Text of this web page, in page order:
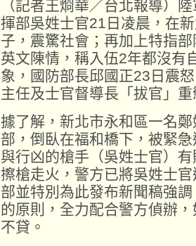
（記者王烱華／台北報導）
揮部吳姓士官21日凌晨，在
子，震驚社會；再加上特指
英文陳情，稱入伍2年都沒有
象，國防部長邱國正23日震
主任及士官督導長「拔官」重
據了解，新北市永和區一名
部，倒臥在福和橋下，被緊
與行凶的槍手（吳姓士官）
擦槍走火，警方已將吳姓士
部並特別為此發布新聞稿強
的原則，全力配合警方偵辦
不貸。